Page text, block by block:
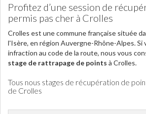
Profitez d’une session de
permis pas cher à Crolles
Crolles est une commune française située
l'Isère, en région Auvergne-Rhône-Alpes. Si
infraction au code de la route, nous vous
stage de rattrapage de points à Crolles.
Tous nous stages de récupération de
de Crolles